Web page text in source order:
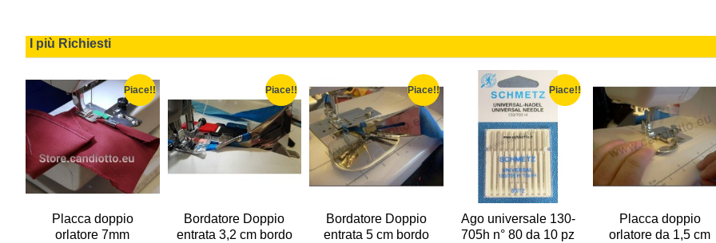
I più Richiesti
Piace!!
Placca doppio
orlatore 7mm
Piace!!
Bordatore Doppio
entrata 3,2 cm bordo
Piace!!
Bordatore Doppio
entrata 5 cm bordo
Piace!!
Ago universale 130-
705h n° 80 da 10 pz
Placca doppio
orlatore da 1,5 cm